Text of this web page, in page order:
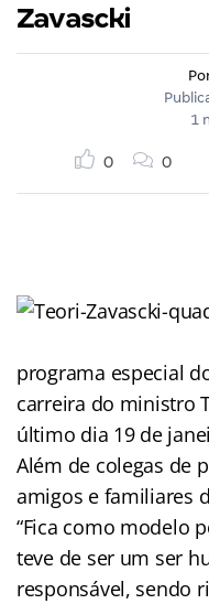
Zavascki
1
0 0
programa especial
carreira do ministro
último dia 19 de
Além de colegas de
amigos e familiares
“Fica como modelo
teve de ser um ser
responsável, sendo